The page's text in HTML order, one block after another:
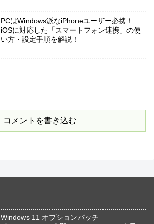
PCはWindows派なiPhoneユーザー必携！
iOSに対応した「スマートフォン連携」の使
い方・設定手順を解説！
コメントを書き込む
Windows 11 オプションパッチ